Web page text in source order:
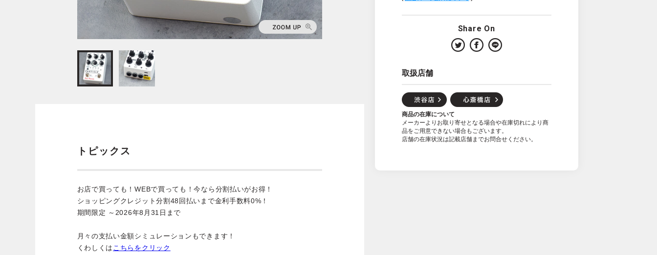
Share On
取扱店舗
商品の在庫について
メーカーよりお取り寄せとなる場合や在庫切れにより商
品をご用意できない場合もございます。
店舗の在庫状況は記載店舗までお問合せください。
トピックス
お店で買っても！WEBで買っても！今なら分割払いがお得！
ショッピングクレジット分割48回払いまで金利手数料0%！
期間限定 ～2026年8月31日まで
月々の支払い金額シミュレーションもできます！
くわしくは こちらをクリック